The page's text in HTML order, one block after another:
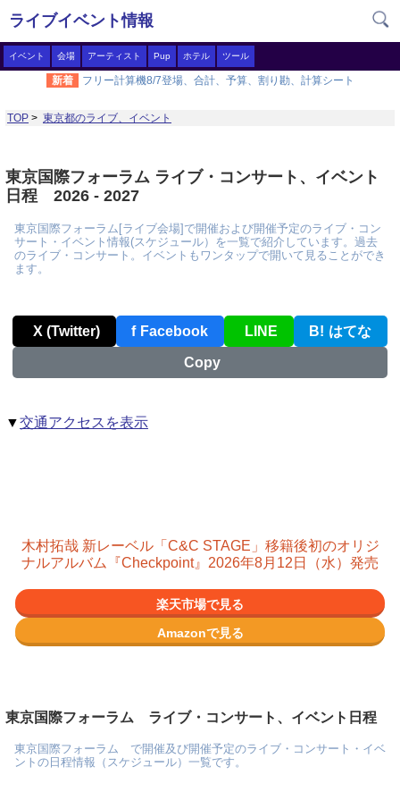
ライブイベント情報
イベント 会場 アーティスト Pup ホテル ツール
新着 フリー計算機8/7登場、合計、予算、割り勘、計算シート
TOP > 東京都のライブ、イベント
東京国際フォーラム ライブ・コンサート、イベント
日程 2026 - 2027
東京国際フォーラム[ライブ会場]で開催および開催予定のライブ・コン
サート・イベント情報(スケジュール）を一覧で紹介しています。過去
のライブ・コンサート。イベントもワンタップで開いて見ることができ
ます。
X (Twitter) f Facebook LINE B! はてな
Copy
▼交通アクセスを表示
木村拓哉 新レーベル「C&C STAGE」移籍後初のオリジ
ナルアルバム『Checkpoint』2026年8月12日（水）発売
楽天市場で見る
Amazonで見る
東京国際フォーラム ライブ・コンサート、イベント日程
東京国際フォーラム で開催及び開催予定のライブ・コンサート・イベ
ントの日程情報（スケジュール）一覧です。